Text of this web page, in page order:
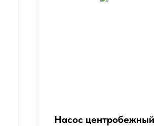
Насос центробежный